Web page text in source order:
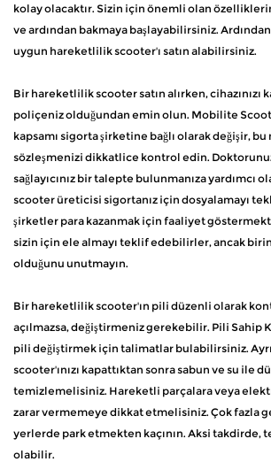
kolay olacaktır. Sizin için önemli olan
ve ardından bakmaya başlayabilirsiniz.
uygun hareketlilik scooter'ı satın alabilirsiniz.
Bir hareketlilik scooter satın alırken, cihazınızı
poliçeniz olduğundan emin olun. Mobilite
kapsamı sigorta şirketine bağlı olarak değişir,
sözleşmenizi dikkatlice kontrol edin.
sağlayıcınız bir talepte bulunmanıza yardımcı
scooter üreticisi sigortanız için dosyalamayı
şirketler para kazanmak için faaliyet
sizin için ele almayı teklif edebilirler, ancak
olduğunu unutmayın.
Bir hareketlilik scooter'ın pili düzenli olarak
açılmazsa, değiştirmeniz gerekebilir. Pili Sahip
pili değiştirmek için talimatlar bulabilirsiniz.
scooter'ınızı kapattıktan sonra sabun ve su ile
temizlemelisiniz. Hareketli parçalara veya
zarar vermemeye dikkat etmelisiniz. Çok fazla
yerlerde park etmekten kaçının. Aksi takdirde,
olabilir.